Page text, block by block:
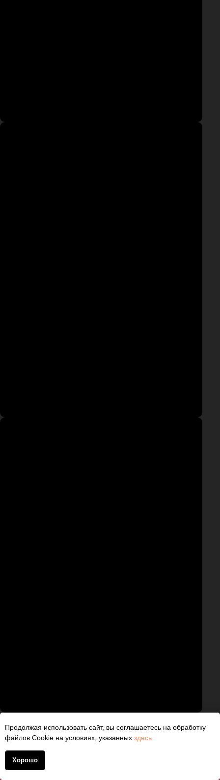
ДОПОЛНИТЕЛЬНЫЕ УСЛУГИ
ПОЗАЩИТЕ АВТОМОБИЛЯ:
Продолжая использовать сайт, вы соглашаетесь на обработку
файлов Cookie на условиях, указанных здесь
Хорошо